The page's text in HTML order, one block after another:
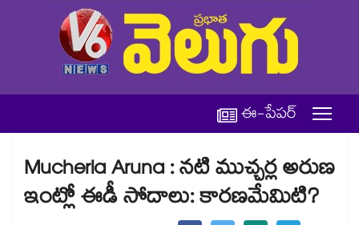
ఈ-పేపర్
Mucherla Aruna : నటి ముచ్చర్ల అరుణ
ఇంట్లో ఈడీ సోదాలు: కారణమేమిటి?